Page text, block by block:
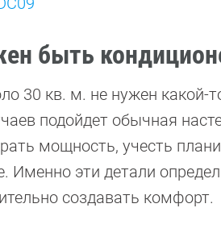
быть
30 кв. м. не нужен какой-
подойдет обычная
мощность, учесть
Именно эти детали
создавать комфорт.